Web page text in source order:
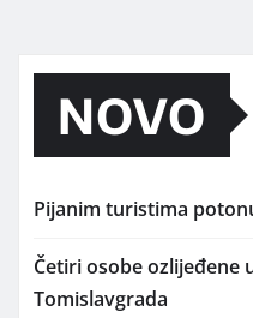
NOVO
Pijanim turistima
Četiri osobe ozlijeđene
Tomislavgrada